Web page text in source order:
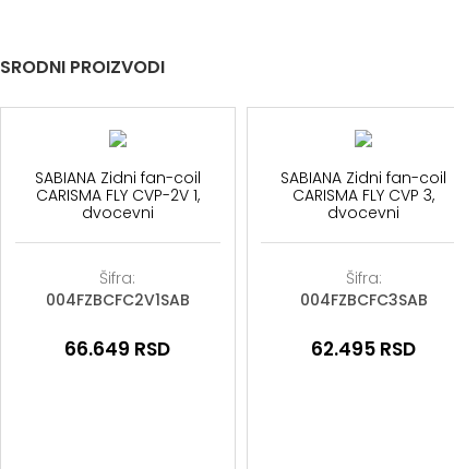
SRODNI PROIZVODI
SABIANA Zidni fan-coil
CARISMA FLY CVP-2V 1,
dvocevni
Šifra:
004FZBCFC2V1SAB
66.649 RSD
SABIANA Zidni fan-coil
CARISMA FLY CVP 3,
dvocevni
Šifra:
004FZBCFC3SAB
62.495 RSD